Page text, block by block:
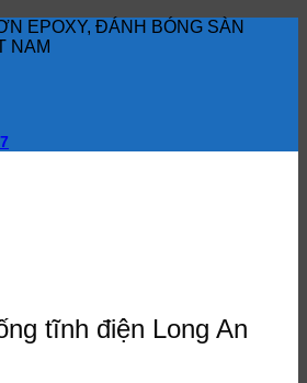
EPOXY, ĐÁNH BÓNG SÀN
NAM
tĩnh điện Long An